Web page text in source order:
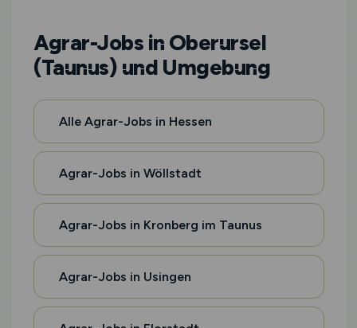
Agrar-Jobs in Oberursel
(Taunus) und Umgebung
Alle Agrar-Jobs in Hessen
Agrar-Jobs in Wöllstadt
Agrar-Jobs in Kronberg im Taunus
Agrar-Jobs in Usingen